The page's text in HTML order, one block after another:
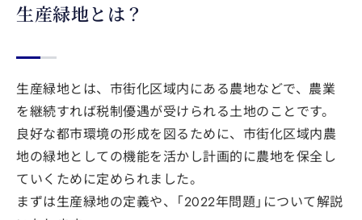
生産緑地とは？
生産緑地とは、市街化区域内にある農地などで、農業
を継続すれば税制優遇が受けられる土地のことです。
良好な都市環境の形成を図るために、市街化区域内農
地の緑地としての機能を活かし計画的に農地を保全し
ていくために定められました。
まずは生産緑地の定義や、「2022年問題」について解説